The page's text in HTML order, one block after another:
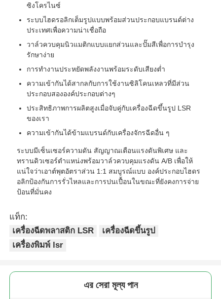
ซิงโครไนซ์
ระบบไฮดรอลิกเต็มรูปแบบพร้อมส่วนประกอบแบรนด์ต่าง
ประเทศเพื่อความน่าเชื่อถือ
วาล์วควบคุมนิวแมติกแบบแยกส่วนและปั๊มสีเพื่อการบำรุง
รักษาง่าย
การทำงานประหยัดพลังงานพร้อมระดับเสียงต่ำ
ความเข้ากันได้สากลกับการใช้งานซิลิโคนเหลวที่มีส่วน
ประกอบสององค์ประกอบต่างๆ
ประสิทธิภาพการผลิตสูงเมื่อจับคู่กับเครื่องฉีดขึ้นรูป LSR
ของเรา
ความเข้ากันได้ข้ามแบรนด์กับเครื่องจักรฉีดอื่น ๆ
ระบบมีเซ็นเซอร์ความดัน สัญญาณเตือนแรงดันพิเศษ และ
ทรานดิวเซอร์ตำแหน่งพร้อมวาล์วควบคุมแรงดัน A/B เพื่อให้
แน่ใจว่าเอาต์พุตอัตราส่วน 1:1 สมบูรณ์แบบ องค์ประกอบไฮดร
อลิกป้องกันการรั่วไหลและการปนเปื้อนในขณะที่ยังคงการจ่าย
ป้อนที่มั่นคง
แท็ก:
เครื่องฉีดพลาสติก LSR
เครื่องฉีดขึ้นรูป
เครื่องพิมพ์ lsr
এর সেরা মূল্য পান